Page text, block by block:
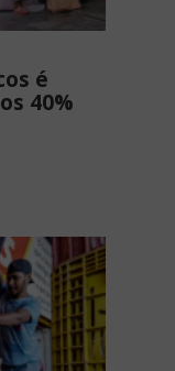
é
40%